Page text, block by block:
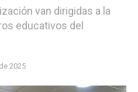
van dirigidas a la
educativos del
2025